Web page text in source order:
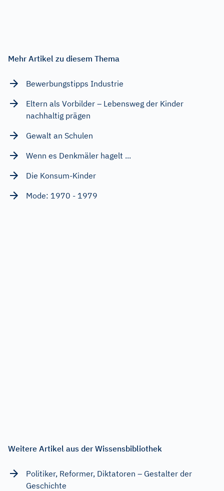
Mehr Artikel zu diesem Thema
Bewerbungstipps Industrie
Eltern als Vorbilder – Lebensweg der Kinder
nachhaltig prägen
Gewalt an Schulen
Wenn es Denkmäler hagelt ...
Die Konsum-Kinder
Mode: 1970 - 1979
Weitere Artikel aus der Wissensbibliothek
Politiker, Reformer, Diktatoren – Gestalter der
Geschichte